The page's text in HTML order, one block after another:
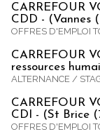
CARREFOUR
CDD - (Vannes
OFFRES D'EMPLOI
CARREFOUR
ressources
ALTERNANCE /
CARREFOUR
CDI - (St Brice
OFFRES D'EMPLOI